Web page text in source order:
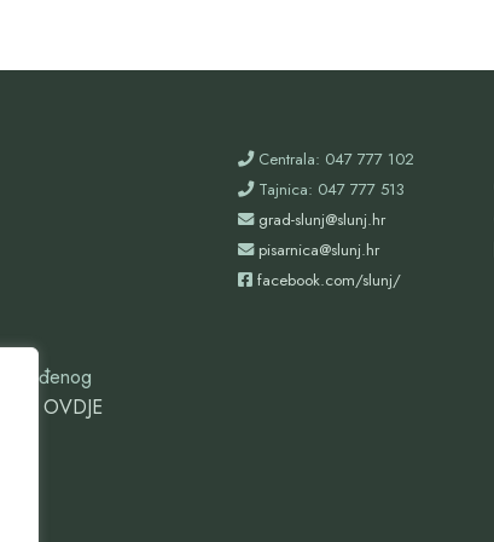
OVDJE
Centrala: 047 777 102
Tajnica: 047 777 513
grad-slunj@slunj.hr
pisarnica@slunj.hr
facebook.com/slunj/